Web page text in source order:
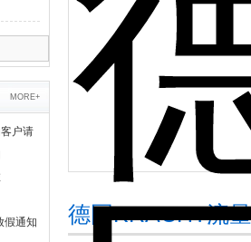
MORE+
户请
假通知
德国KRACHT流